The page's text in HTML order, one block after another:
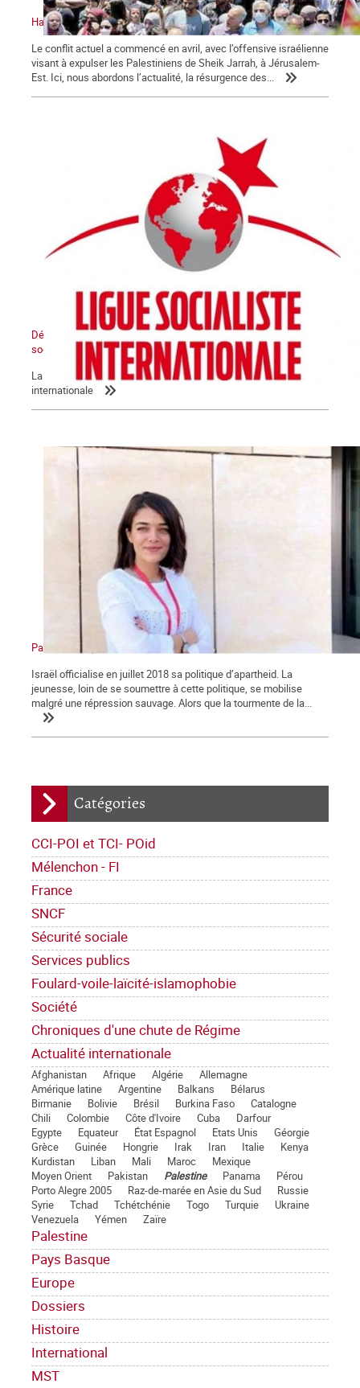
Catégories
CCI-POI et TCI- POid
Mélenchon - FI
France
SNCF
Sécurité sociale
Services publics
Foulard-voile-laïcité-islamophobie
Société
Chroniques d'une chute de Régime
Actualité internationale
Afghanistan Afrique Algérie
Allemagne
Amérique latine
Argentine Balkans
Bélarus
Birmanie
Bolivie Brésil Burkina Faso
Catalogne
Chili
Colombie Côte d'Ivoire Cuba
Darfour
Egypte
Equateur État Espagnol Etats Unis
Géorgie
Grèce
Guinée Hongrie Irak Iran Italie
Kenya
Kurdistan
Liban Mali Maroc
Mexique
Moyen Orient
Pakistan Palestine Panama
Pérou
Porto Alegre 2005
Raz-de-marée en Asie du Sud
Russie
Syrie
Tchad Tchétchénie Togo Turquie
Ukraine
Venezuela
Yémen Zaïre
Palestine
Pays Basque
Europe
Dossiers
Histoire
International
MST
Halte à l’attaque israélienne. Vive la résistance palestinienne
Le conflit actuel a commencé en avril, avec l’offensive israélienne
visant à expulser les Palestiniens de Sheik Jarrah, à Jérusalem-
Est. Ici, nous abordons l’actualité, la résurgence des...
Déclaration de la LIS : L’Etat sioniste sera détruit, un Moyen-Orient
socialiste renaîtra de ses cendres
La Commune relaie la déclaration de la Ligue socialiste
internationale
Palestine : l’apartheid sioniste en action
Israël officialise en juillet 2018 sa politique d’apartheid. La
jeunesse, loin de se soumettre à cette politique, se mobilise
malgré une répression sauvage. Alors que la tourmente de la...